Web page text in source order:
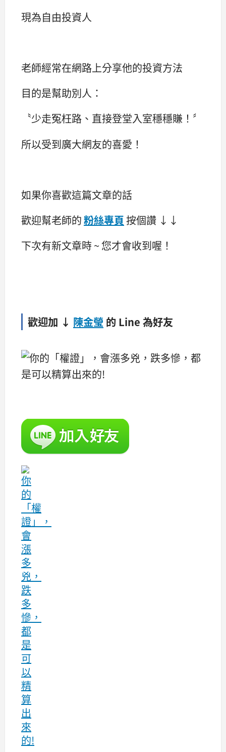
現為自由投資人
老師經常在網路上分享他的投資方法
目的是幫助別人：
〝少走冤枉路、直接登堂入室穩穩賺！〞
所以受到廣大網友的喜愛！
如果你喜歡這篇文章的話
歡迎幫老師的粉絲專頁按個讚 ↓↓
下次有新文章時 ~ 您才會收到喔！
歡迎加 ↓ 陳金瑩 的 Line 為好友